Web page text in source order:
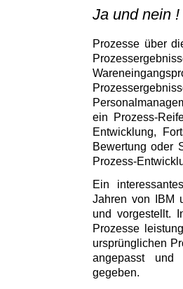
Ja und nein !
Prozesse über
ein Prozess-
Entwicklung,
Bewertung oder
Prozess-
Ein
Jahren von IBM
und vorgestellt.
Prozesse
ursprünglichen
angepasst und
gegeben.